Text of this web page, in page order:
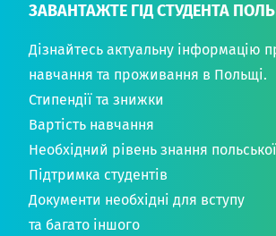
ЗАВАНТАЖТЕ ГІД СТУДЕНТА
Дізнайтесь актуальну інформацію
навчання та проживання в Польщі.
Стипендії та знижки
Вартість навчання
Необхідний рівень знання
Підтримка студентів
Документи необхідні для вступу
та багато іншого